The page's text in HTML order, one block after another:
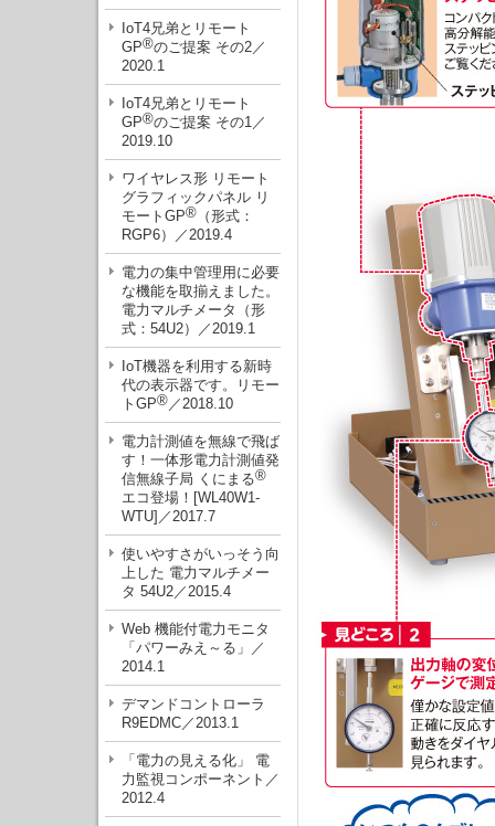
IoT4兄弟とリモート
GP®のご提案 その2／
2020.1
IoT4兄弟とリモート
GP®のご提案 その1／
2019.10
ワイヤレス形 リモート
グラフィックパネル リ
モートGP® （形式：
RGP6）／2019.4
電力の集中管理用に必要
な機能を取揃えました。
電力マルチメータ（形
式：54U2）／2019.1
IoT機器を利用する新時
代の表示器です。リモー
トGP®／2018.10
電力計測値を無線で飛ば
す！一体形電力計測値発
信無線子局 くにまる®
エコ登場！[WL40W1-
WTU]／2017.7
使いやすさがいっそう向
上した 電力マルチメー
タ 54U2／2015.4
Web 機能付電力モニタ
「パワーみえ～る」／
2014.1
デマンドコントローラ
R9EDMC／2013.1
「電力の見える化」 電
力監視コンポーネント／
2012.4